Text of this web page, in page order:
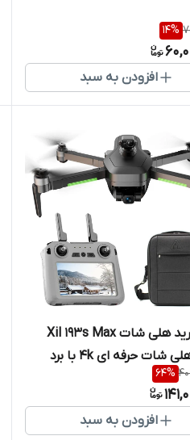
14%
افزودن به سبد
🚁🔥 خرید هلی شات Xil 193s Max
2026 | هلی شات حرفه ای 4k با برد
لمسی
64%
افزودن به سبد